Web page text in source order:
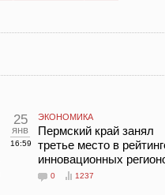
25
янв
16:59
ЭКОНОМИКА
Пермский край занял
третье место в
инновационных
0 1237